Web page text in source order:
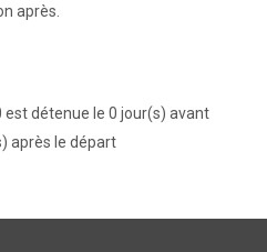
après.
détenue le 0 jour(s) avant
après le départ